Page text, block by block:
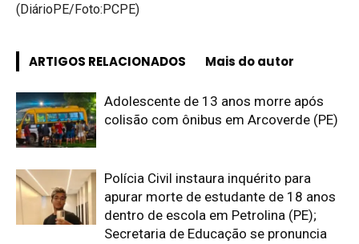
(DiárioPE/Foto:PCPE)
ARTIGOS RELACIONADOS Mais do autor
Adolescente de 13 anos morre após
colisão com ônibus em Arcoverde (PE)
Polícia Civil instaura inquérito para
apurar morte de estudante de 18 anos
dentro de escola em Petrolina (PE);
Secretaria de Educação se pronuncia